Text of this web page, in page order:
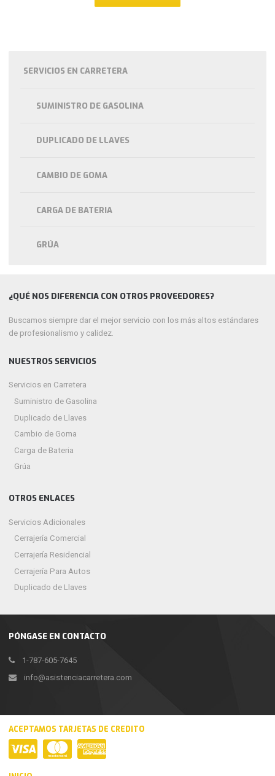
SERVICIOS EN CARRETERA
SUMINISTRO DE GASOLINA
DUPLICADO DE LLAVES
CAMBIO DE GOMA
CARGA DE BATERIA
GRÚA
PÓNGASE EN CONTACTO
1-787-605-7645
info@asistenciacarretera.com
¿QUÉ NOS DIFERENCIA CON OTROS PROVEEDORES?
Buscamos siempre dar el mejor servicio con los más altos estándares
de profesionalismo y calidez.
NUESTROS SERVICIOS
Servicios en Carretera
Suministro de Gasolina
Duplicado de Llaves
Cambio de Goma
Carga de Bateria
Grúa
OTROS ENLACES
Servicios Adicionales
Cerrajería Comercial
Cerrajería Residencial
Cerrajería Para Autos
Duplicado de Llaves
ACEPTAMOS TARJETAS DE CREDITO